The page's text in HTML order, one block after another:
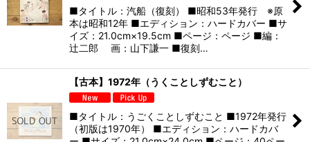
■タイトル：汽船（復刻） ■昭和53年発行 ※原
本は昭和12年 ■エディション：ハードカバー ■サ
イズ：21.0cm×19.5cm ■ページ：ページ ■編：
辻二郎 画：山下謙一 ■復刻…
【古本】1972年（うくことしずむこと）
■タイトル：うごくことしずむこと ■1972年発行
（初版は1970年） ■エディション：ハードカバ